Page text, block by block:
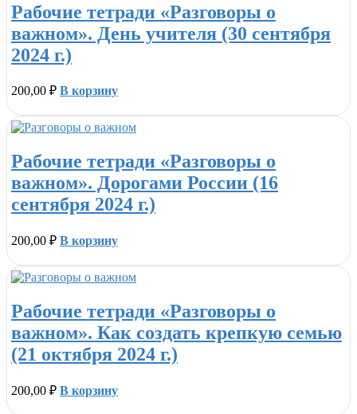
Рабочие тетради «Разговоры о
важном». День учителя (30 сентября
2024 г.)
200,00 ₽ В корзину
Рабочие тетради «Разговоры о
важном». Дорогами России (16
сентября 2024 г.)
200,00 ₽ В корзину
Рабочие тетради «Разговоры о
важном». Как создать крепкую семью
(21 октября 2024 г.)
200,00 ₽ В корзину